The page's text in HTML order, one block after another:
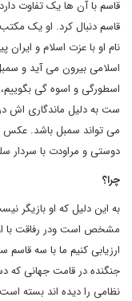
قاسم با آن ها یک تفاوت
قاسم دنبال کرد. او یک
نام او با عزت اسلام و
اسلامی بیرون می آید و
اسطورگی و اسوه گی
ست به دلیل ماندگاری اش
می تواند سمبل باشد. عکس
دوستی و مراودت با سردار
چرا؟
به این دلیل که او بازیگر
مشخص است ودر رفاقت با
ارزیابی کنیم ما با سه
جنگنده در قامت جهانی که
نظامی را دیده اند بسته